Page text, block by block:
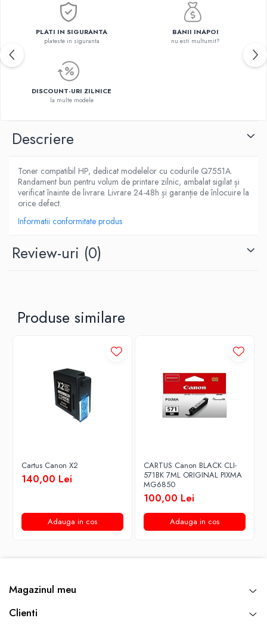
PLATI IN SIGURANTA
plateste in siguranta
BANII INAPOI
nu esti multumit?
DISCOUNT-URI ZILNICE
la multe modele
Descriere
Toner compatibil HP, dedicat modelelor cu codurile Q7551A.
Randament bun pentru volum de printare zilnic, ambalat sigilat și
verificat înainte de livrare. Livrare 24-48h și garanție de înlocuire la
orice defect.
Informatii conformitate produs
Review-uri (0)
Produse similare
Cartus Canon X2
140,00 Lei
Adauga in cos
CARTUS Canon BLACK CLI-
571BK 7ML ORIGINAL PIXMA
MG6850
100,00 Lei
Adauga in cos
Magazinul meu
Clienti